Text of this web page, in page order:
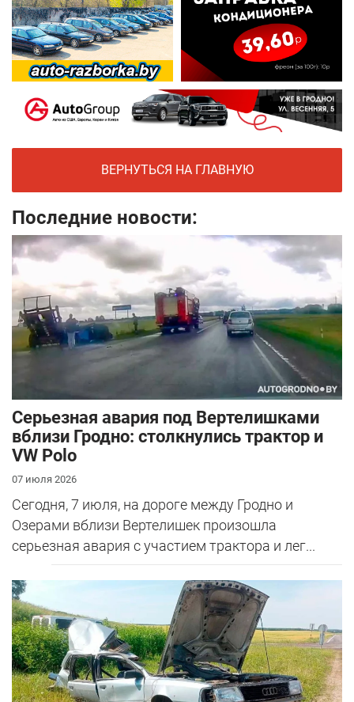
ВЕРНУТЬСЯ НА ГЛАВНУЮ
Последние новости:
Серьезная авария под Вертелишками
вблизи Гродно: столкнулись трактор и
VW Polo
07 июля 2026
Сегодня, 7 июля, на дороге между Гродно и
Озерами вблизи Вертелишек произошла
серьезная авария с участием трактора и лег...